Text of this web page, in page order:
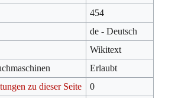
454
de - Deutsch
Wikitext
Erlaubt
zu dieser Seite
0